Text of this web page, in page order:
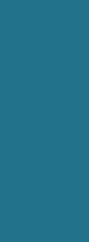
ou
cunhadas no
para atender
Nova York,
União,
Revenue
de 370
de 12 filiais de
sua moeda
devemos
financeiros
como